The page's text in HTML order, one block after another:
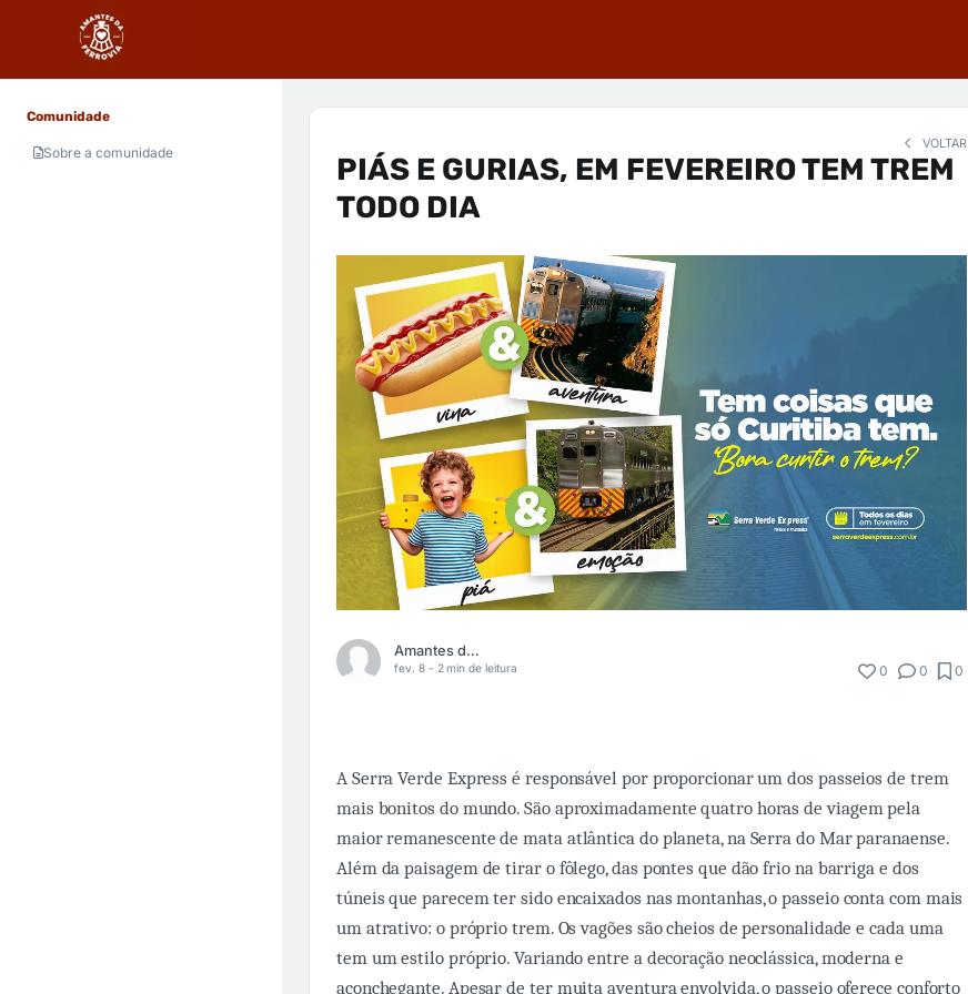
Comunidade
Sobre a comunidade
VOLTAR
PIÁS E GURIAS, EM FEVEREIRO TEM TREM
TODO DIA
Amantes da Ferrovia
fev. 8 - 2 min de leitura 0 0 0
A Serra Verde Express é responsável por proporcionar um dos passeios de trem
mais bonitos do mundo. São aproximadamente quatro horas de viagem pela
maior remanescente de mata atlântica do planeta, na Serra do Mar paranaense.
Além da paisagem de tirar o fôlego, das pontes que dão frio na barriga e dos
túneis que parecem ter sido encaixados nas montanhas, o passeio conta com mais
um atrativo: o próprio trem. Os vagões são cheios de personalidade e cada uma
tem um estilo próprio. Variando entre a decoração neoclássica, moderna e
aconchegante. Apesar de ter muita aventura envolvida, o passeio oferece conforto